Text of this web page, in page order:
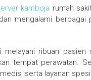
kamboja rumah
mengalami
ribuan
tempat perawatan.
serta layanan